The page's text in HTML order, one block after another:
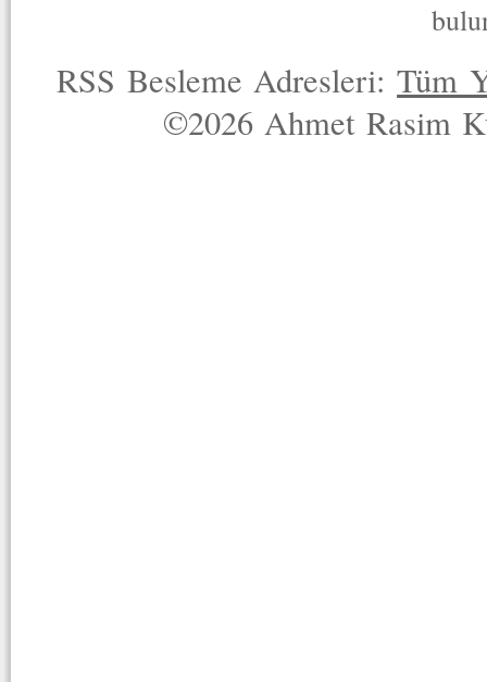
RSS Besleme Adresleri:Tüm
©2026 Ahmet Rasim